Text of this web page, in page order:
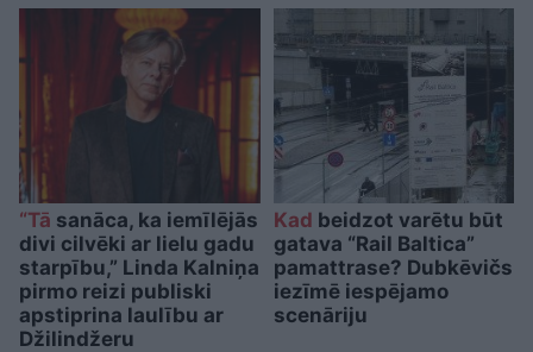
“Tā sanāca, ka iemīlējās
divi cilvēki ar lielu gadu
starpību,” Linda Kalniņa
pirmo reizi publiski
apstiprina laulību ar
Džilindžeru
Kad beidzot varētu būt
gatava “Rail Baltica”
pamattrase? Dubkēvičs
iezīmē iespējamo
scenāriju